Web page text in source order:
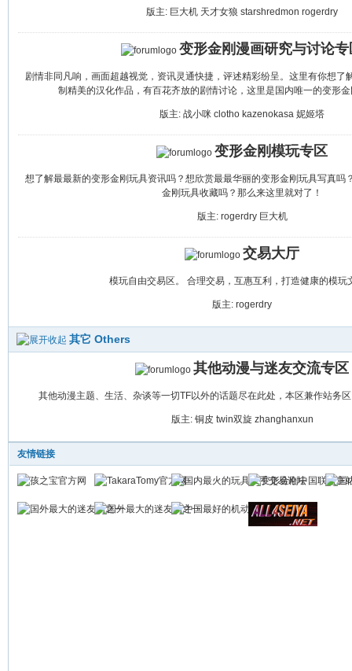
版主: 巨大机 天才女狼 starshredmon rogerdry
变形金刚漫画研究与讨论专
剧情非同凡响，画面超越视觉，资讯灵通快捷，评述精彩纷呈。这里有你想了
制精美的汉化作品，有百花齐放的剧情讨论，这里是国内唯一的变形
版主: 战小咪 clotho kazenokasa 妮姬塔
变形金刚模玩专区
想了解最最新的变形金刚玩具资讯吗？想欣赏最最华丽的变形金刚玩具写真吗
金刚玩具收藏吗？那么来这里就对了！
版主: rogerdry 巨大机
交易大厅
模玩自由交易区。 合理交易，互惠互利，打造健康的模玩
版主: rogerdry
其它 Others
其他动漫与迷友交流专区
其他动漫主题、生活、杂谈等一切TF以外的话题尽在此处，本区兼作站务
版主: 铜皮 twin双旋 zhanghanxun
友情链接